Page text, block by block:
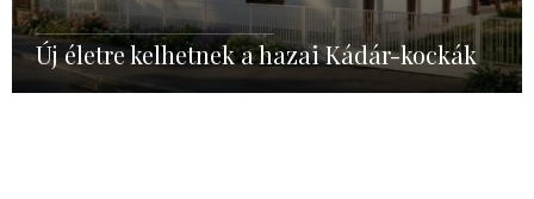
Új életre kelhetnek a hazai Kádár-kockák